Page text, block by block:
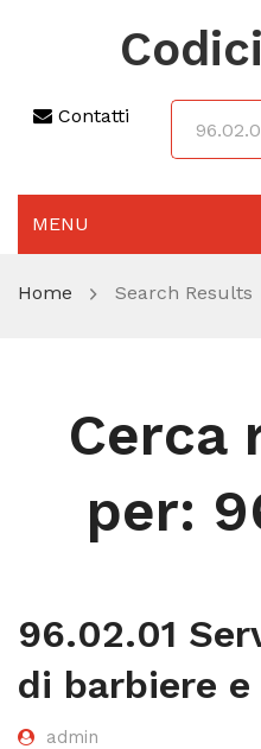
Contatti
MENU
AGGIORNAMENTO 2025
REGIME FORFETTARIO
Home Search Results
Cerca
per:
96.02.01
di barbiere
admin